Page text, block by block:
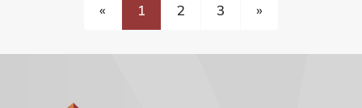
« 1 2 3 »